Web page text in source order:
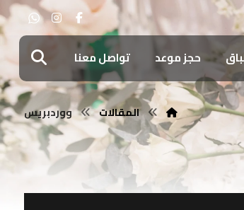
حجز موعد تواصل معنا
المقالات ووردبريس